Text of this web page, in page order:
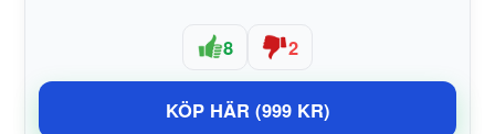
8 2
KÖP HÄR (999 KR)